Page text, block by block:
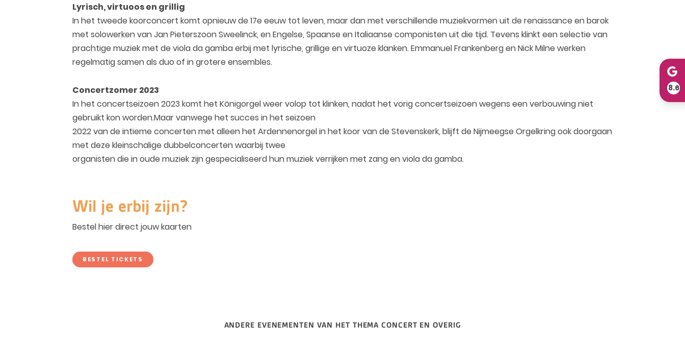
Lyrisch, virtuoos en grillig
In het tweede koorconcert komt opnieuw de 17e eeuw tot leven, maar dan met verschillende muziekvormen uit de renaissance en barok
met solowerken van Jan Pieterszoon Sweelinck, en Engelse, Spaanse en Italiaanse componisten uit die tijd. Tevens klinkt een selectie van
prachtige muziek met de viola da gamba erbij met lyrische, grillige en virtuoze klanken. Emmanuel Frankenberg en Nick Milne werken
regelmatig samen als duo of in grotere ensembles.
Concertzomer 2023
In het concertseizoen 2023 komt het Königorgel weer volop tot klinken, nadat het vorig concertseizoen wegens een verbouwing niet
gebruikt kon worden.Maar vanwege het succes in het seizoen
2022 van de intieme concerten met alleen het Ardennenorgel in het koor van de Stevenskerk, blijft de Nijmeegse Orgelkring ook doorgaan
met deze kleinschalige dubbelconcerten waarbij twee
organisten die in oude muziek zijn gespecialiseerd hun muziek verrijken met zang en viola da gamba.
Wil je erbij zijn?
Bestel hier direct jouw kaarten
BESTEL TICKETS
ANDERE EVENEMENTEN VAN HET THEMA CONCERT EN OVERIG
8.6